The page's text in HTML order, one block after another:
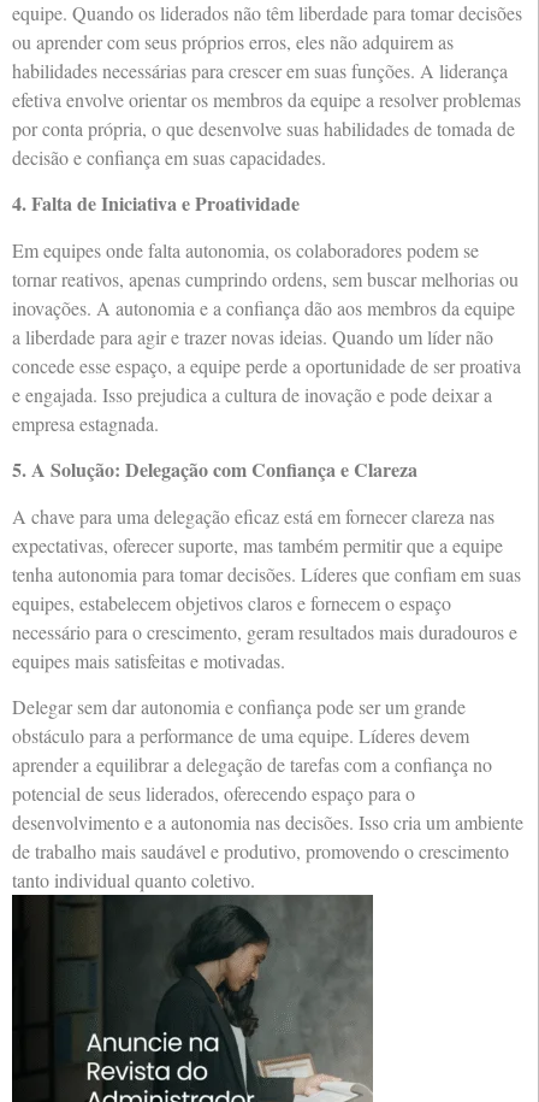
equipe. Quando os liderados não têm liberdade para tomar decisões
ou aprender com seus próprios erros, eles não adquirem as
habilidades necessárias para crescer em suas funções. A liderança
efetiva envolve orientar os membros da equipe a resolver problemas
por conta própria, o que desenvolve suas habilidades de tomada de
decisão e confiança em suas capacidades.
4. Falta de Iniciativa e Proatividade
Em equipes onde falta autonomia, os colaboradores podem se
tornar reativos, apenas cumprindo ordens, sem buscar melhorias ou
inovações. A autonomia e a confiança dão aos membros da equipe
a liberdade para agir e trazer novas ideias. Quando um líder não
concede esse espaço, a equipe perde a oportunidade de ser proativa
e engajada. Isso prejudica a cultura de inovação e pode deixar a
empresa estagnada.
5. A Solução: Delegação com Confiança e Clareza
A chave para uma delegação eficaz está em fornecer clareza nas
expectativas, oferecer suporte, mas também permitir que a equipe
tenha autonomia para tomar decisões. Líderes que confiam em suas
equipes, estabelecem objetivos claros e fornecem o espaço
necessário para o crescimento, geram resultados mais duradouros e
equipes mais satisfeitas e motivadas.
Delegar sem dar autonomia e confiança pode ser um grande
obstáculo para a performance de uma equipe. Líderes devem
aprender a equilibrar a delegação de tarefas com a confiança no
potencial de seus liderados, oferecendo espaço para o
desenvolvimento e a autonomia nas decisões. Isso cria um ambiente
de trabalho mais saudável e produtivo, promovendo o crescimento
tanto individual quanto coletivo.